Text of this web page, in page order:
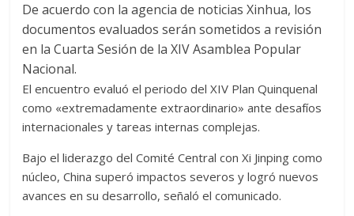
De acuerdo con la agencia de noticias Xinhua, los
documentos evaluados serán sometidos a revisión
en la Cuarta Sesión de la XIV Asamblea Popular
Nacional.
El encuentro evaluó el periodo del XIV Plan Quinquenal
como «extremadamente extraordinario» ante desafíos
internacionales y tareas internas complejas.
Bajo el liderazgo del Comité Central con Xi Jinping como
núcleo, China superó impactos severos y logró nuevos
avances en su desarrollo, señaló el comunicado.